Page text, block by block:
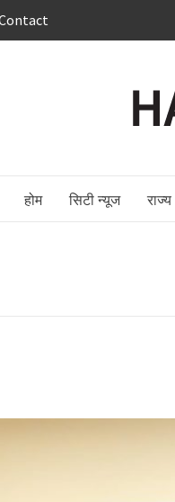
होम सिटी न्यूज राज्य